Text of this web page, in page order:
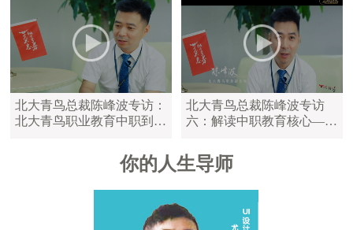
北大青鸟总裁陈峰波专访：
北大青鸟职业教育中职到大
北大青鸟总裁陈峰波专访
六：解读中职教育核心——
你的人生导师